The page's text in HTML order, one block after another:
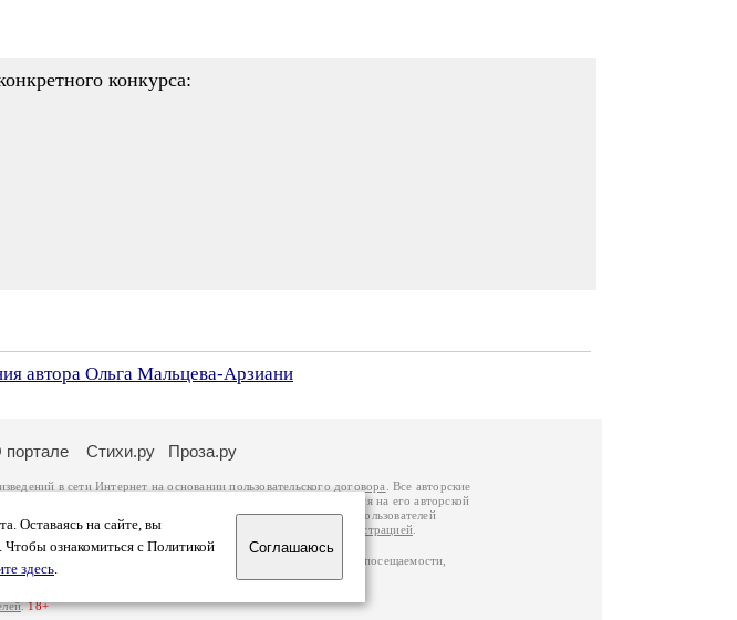
конкурса:
автора Ольга Мальцева-Арзиани
Оставаясь на сайте, вы
Чтобы ознакомиться с Политикой
здесь.
Соглашаюсь
Стихи.ру Проза.ру
в сети Интернет на основаниипользовательского договора
. Все авторские
только с согласия его автора, к которому вы можете обратиться на его авторской
законодательства Российской Федерации. Данные пользователей
более подробнуюинформацию о портале связаться с администрацией
более двух миллионов страниц по данным счетчика посещаемости,
и количество посетителей.
.18+